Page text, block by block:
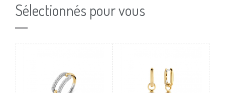
Sélectionnés pour vous